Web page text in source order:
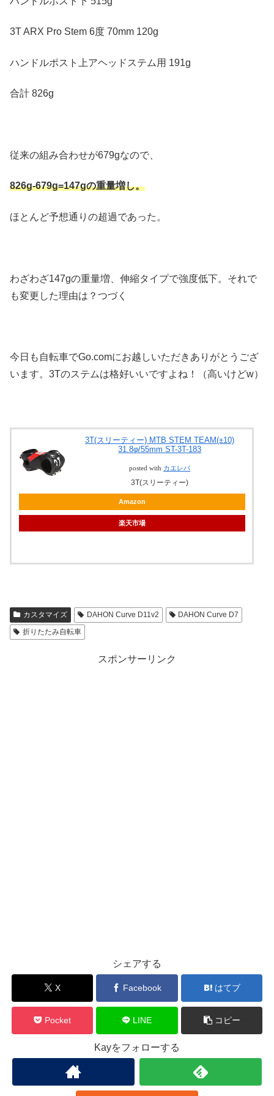
3T ARX Pro Stem 6度 70mm 120g
ハンドルポスト上アヘッドステム用 191g
合計 826g
従来の組み合わせが679gなので、
826g-679g=147gの重量増し。
ほとんど予想通りの超過であった。
わざわざ147gの重量増、伸縮タイプで強度低下。それで
も変更した理由は？つづく
今日も自転車でGo.comにお越しいただきありがとうござ
います。3Tのステムは格好いいですよね！（高いけどw）
3T(スリーティー) MTB STEM TEAM(±10)
31.8φ/55mm ST-3T-183
posted with カエレバ
3T(スリーティー)
Amazon
楽天市場
カスタマイズ DAHON Curve D11v2
DAHON Curve D7
折りたたみ自転車
スポンサーリンク
シェアする
X Facebook はてブ
Pocket LINE コピー
Kayをフォローする